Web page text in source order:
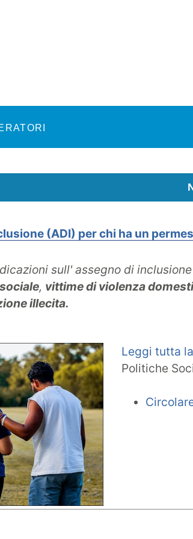
(ADI) per chi ha un
sull' assegno di
, vittime di violenza
illecita.
Leggi tutta
Politiche